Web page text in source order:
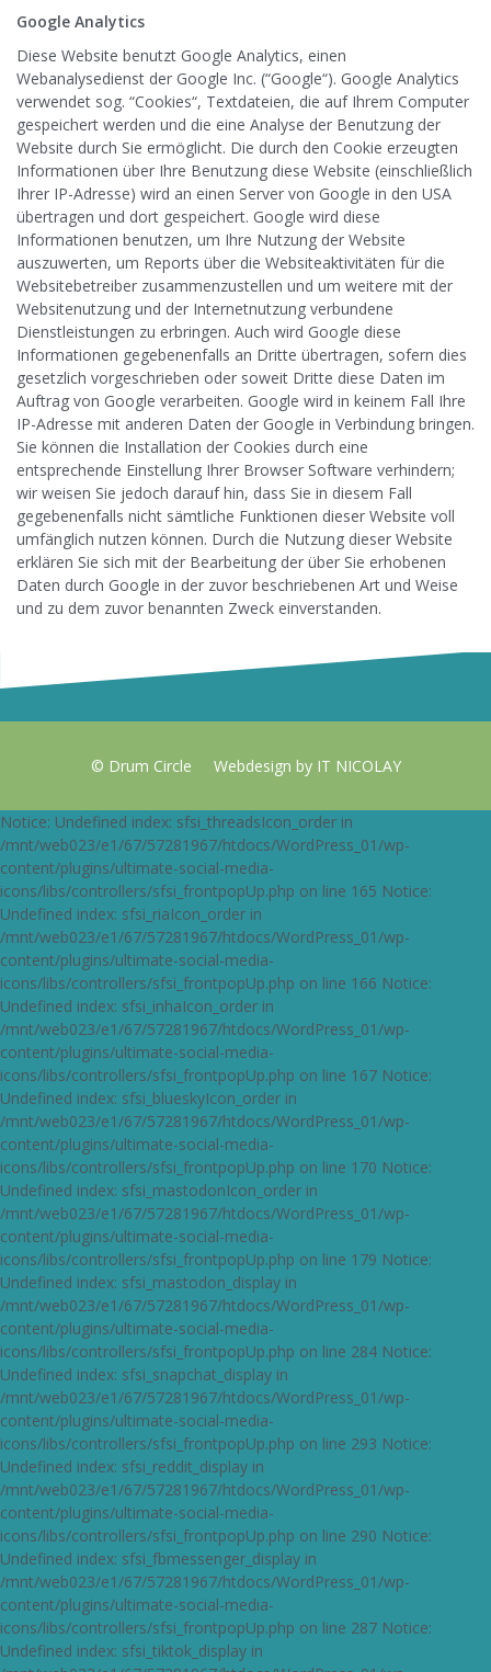
Google Analytics
Diese Website benutzt Google Analytics, einen
Webanalysedienst der Google Inc. (“Google“). Google Analytics
verwendet sog. “Cookies“, Textdateien, die auf Ihrem Computer
gespeichert werden und die eine Analyse der Benutzung der
Website durch Sie ermöglicht. Die durch den Cookie erzeugten
Informationen über Ihre Benutzung diese Website (einschließlich
Ihrer IP-Adresse) wird an einen Server von Google in den USA
übertragen und dort gespeichert. Google wird diese
Informationen benutzen, um Ihre Nutzung der Website
auszuwerten, um Reports über die Websiteaktivitäten für die
Websitebetreiber zusammenzustellen und um weitere mit der
Websitenutzung und der Internetnutzung verbundene
Dienstleistungen zu erbringen. Auch wird Google diese
Informationen gegebenenfalls an Dritte übertragen, sofern dies
gesetzlich vorgeschrieben oder soweit Dritte diese Daten im
Auftrag von Google verarbeiten. Google wird in keinem Fall Ihre
IP-Adresse mit anderen Daten der Google in Verbindung bringen.
Sie können die Installation der Cookies durch eine
entsprechende Einstellung Ihrer Browser Software verhindern;
wir weisen Sie jedoch darauf hin, dass Sie in diesem Fall
gegebenenfalls nicht sämtliche Funktionen dieser Website voll
umfänglich nutzen können. Durch die Nutzung dieser Website
erklären Sie sich mit der Bearbeitung der über Sie erhobenen
Daten durch Google in der zuvor beschriebenen Art und Weise
und zu dem zuvor benannten Zweck einverstanden.
© Drum Circle Webdesign by IT NICOLAY
Notice: Undefined index: sfsi_threadsIcon_order in
/mnt/web023/e1/67/57281967/htdocs/WordPress_01/wp-
content/plugins/ultimate-social-media-
icons/libs/controllers/sfsi_frontpopUp.php on line 165 Notice:
Undefined index: sfsi_riaIcon_order in
/mnt/web023/e1/67/57281967/htdocs/WordPress_01/wp-
content/plugins/ultimate-social-media-
icons/libs/controllers/sfsi_frontpopUp.php on line 166 Notice:
Undefined index: sfsi_inhaIcon_order in
/mnt/web023/e1/67/57281967/htdocs/WordPress_01/wp-
content/plugins/ultimate-social-media-
icons/libs/controllers/sfsi_frontpopUp.php on line 167 Notice:
Undefined index: sfsi_blueskyIcon_order in
/mnt/web023/e1/67/57281967/htdocs/WordPress_01/wp-
content/plugins/ultimate-social-media-
icons/libs/controllers/sfsi_frontpopUp.php on line 170 Notice:
Undefined index: sfsi_mastodonIcon_order in
/mnt/web023/e1/67/57281967/htdocs/WordPress_01/wp-
content/plugins/ultimate-social-media-
icons/libs/controllers/sfsi_frontpopUp.php on line 179 Notice:
Undefined index: sfsi_mastodon_display in
/mnt/web023/e1/67/57281967/htdocs/WordPress_01/wp-
content/plugins/ultimate-social-media-
icons/libs/controllers/sfsi_frontpopUp.php on line 284 Notice:
Undefined index: sfsi_snapchat_display in
/mnt/web023/e1/67/57281967/htdocs/WordPress_01/wp-
content/plugins/ultimate-social-media-
icons/libs/controllers/sfsi_frontpopUp.php on line 293 Notice:
Undefined index: sfsi_reddit_display in
/mnt/web023/e1/67/57281967/htdocs/WordPress_01/wp-
content/plugins/ultimate-social-media-
icons/libs/controllers/sfsi_frontpopUp.php on line 290 Notice:
Undefined index: sfsi_fbmessenger_display in
/mnt/web023/e1/67/57281967/htdocs/WordPress_01/wp-
content/plugins/ultimate-social-media-
icons/libs/controllers/sfsi_frontpopUp.php on line 287 Notice:
Undefined index: sfsi_tiktok_display in